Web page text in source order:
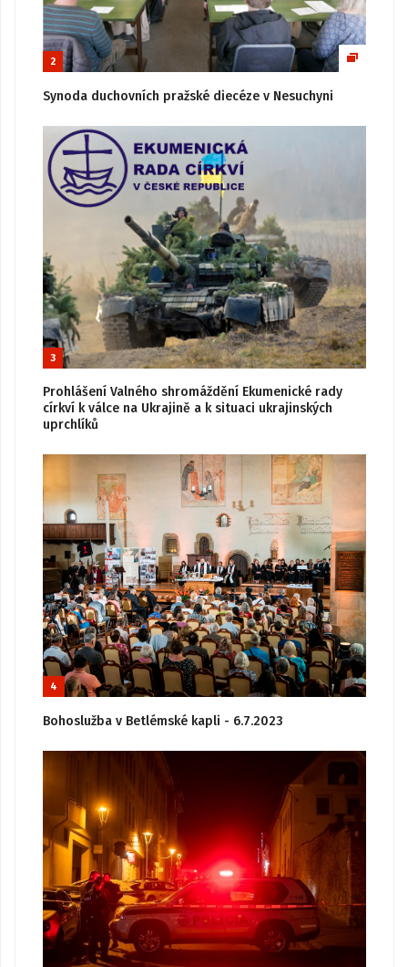
2
Synoda duchovních pražské diecéze v Nesuchyni
3
Prohlášení Valného shromáždění Ekumenické rady
církví k válce na Ukrajině a k situaci ukrajinských
uprchlíků
4
Bohoslužba v Betlémské kapli - 6.7.2023